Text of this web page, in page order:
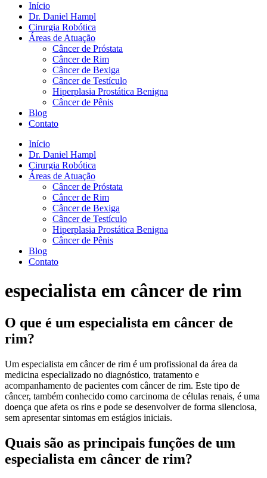
Início
Dr. Daniel Hampl
Cirurgia Robótica
Áreas de Atuação
Câncer de Próstata
Câncer de Rim
Câncer de Bexiga
Câncer de Testículo
Hiperplasia Prostática Benigna
Câncer de Pênis
Blog
Contato
Início
Dr. Daniel Hampl
Cirurgia Robótica
Áreas de Atuação
Câncer de Próstata
Câncer de Rim
Câncer de Bexiga
Câncer de Testículo
Hiperplasia Prostática Benigna
Câncer de Pênis
Blog
Contato
especialista em câncer de rim
O que é um especialista em câncer de
rim?
Um especialista em câncer de rim é um profissional da área da
medicina especializado no diagnóstico, tratamento e
acompanhamento de pacientes com câncer de rim. Este tipo de
câncer, também conhecido como carcinoma de células renais, é uma
doença que afeta os rins e pode se desenvolver de forma silenciosa,
sem apresentar sintomas em estágios iniciais.
Quais são as principais funções de um
especialista em câncer de rim?